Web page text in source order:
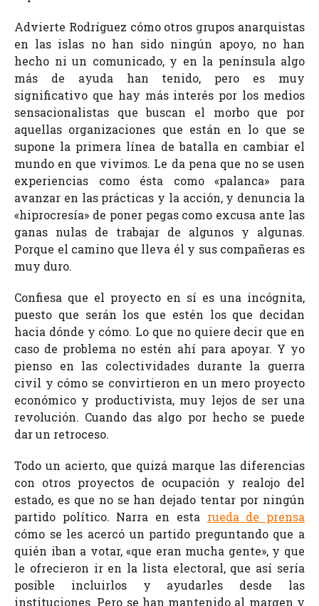
Advierte Rodríguez cómo otros grupos anarquistas
en las islas no han sido ningún apoyo, no han
hecho ni un comunicado, y en la península algo
más de ayuda han tenido, pero es muy
significativo que hay más interés por los medios
sensacionalistas que buscan el morbo que por
aquellas organizaciones que están en lo que se
supone la primera línea de batalla en cambiar el
mundo en que vivimos. Le da pena que no se usen
experiencias como ésta como «palanca» para
avanzar en las prácticas y la acción, y denuncia la
«hiprocresía» de poner pegas como excusa ante las
ganas nulas de trabajar de algunos y algunas.
Porque el camino que lleva él y sus compañeras es
muy duro.
Confiesa que el proyecto en sí es una incógnita,
puesto que serán los que estén los que decidan
hacia dónde y cómo. Lo que no quiere decir que en
caso de problema no estén ahí para apoyar. Y yo
pienso en las colectividades durante la guerra
civil y cómo se convirtieron en un mero proyecto
económico y productivista, muy lejos de ser una
revolución. Cuando das algo por hecho se puede
dar un retroceso.
Todo un acierto, que quizá marque las diferencias
con otros proyectos de ocupación y realojo del
estado, es que no se han dejado tentar por ningún
partido político. Narra en esta rueda de prensa
cómo se les acercó un partido preguntando que a
quién iban a votar, «que eran mucha gente», y que
le ofrecieron ir en la lista electoral, que así sería
posible incluirlos y ayudarles desde las
instituciones. Pero se han mantenido al margen y